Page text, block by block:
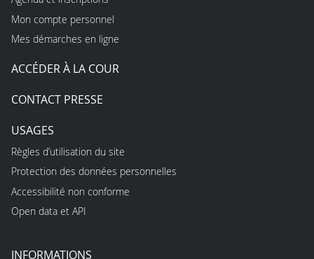
Mon compte personnel
Mes démarches en ligne
ACCÉDER À LA COUR
CONTACT PRESSE
USAGES
Règles d’utilisation du site
Protection des données personnelles
Accessibilité non conforme
Open data et API
INFORMATIONS